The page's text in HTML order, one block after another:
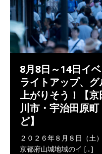
8月8日～14日イ
ライトアップ、
上がりそう！【
川市・宇治田原
ど】
２０２６年８月８日（土
京都府山城地域のイ [...]